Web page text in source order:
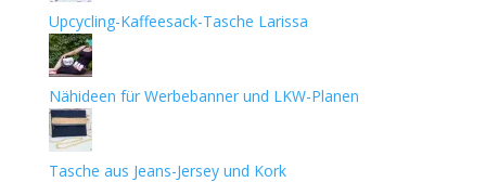
Upcycling-Kaffeesack-Tasche Larissa
Nähideen für Werbebanner und LKW-Planen
Tasche aus Jeans-Jersey und Kork